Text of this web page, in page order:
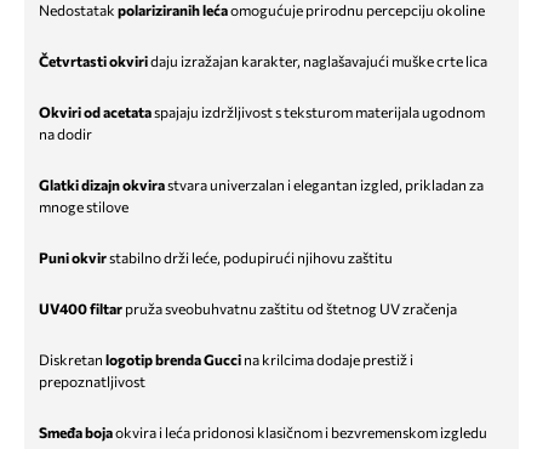
Nedostatak polariziranih lećaomogućuje prirodnu percepciju okoline
Četvrtasti okviridaju izražajan karakter, naglašavajući muške crte lica
Okviri od acetataspajaju izdržljivost s teksturom materijala ugodnom
na dodir
Glatki dizajn okvirastvara univerzalan i elegantan izgled, prikladan za
mnoge stilove
Puni okvirstabilno drži leće, podupirući njihovu zaštitu
UV400 filtar pruža sveobuhvatnu zaštitu od štetnog UV zračenja
Diskretan logotip brenda Gucci na krilcima dodaje prestiž i
prepoznatljivost
Smeđa bojaokvira i leća pridonosi klasičnom i bezvremenskom izgledu